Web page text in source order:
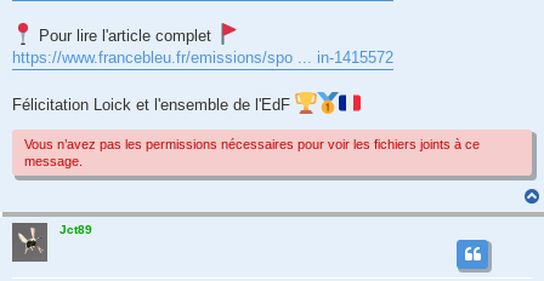
Pour lire l'article complet
https://www.francebleu.fr/emissions/spo ... in-1415572
Félicitation Loick et l'ensemble de l'EdF
Vous n’avez pas les permissions nécessaires pour voir les fichiers joints à ce
message.
Jct89